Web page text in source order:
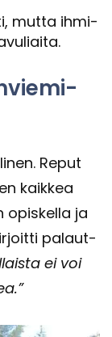
mutta ih­mi­
Reput
kaik­kea
opis­kel­la ja
pa­laut­
ei voi